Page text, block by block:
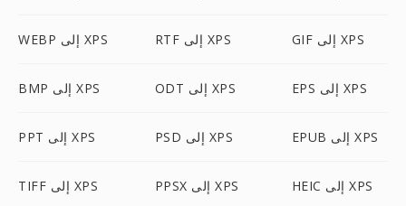
WEBP إلى XPS RTF إلى XPS GIF إلى XPS
BMP إلى XPS ODT إلى XPS EPS إلى XPS
PPT إلى XPS PSD إلى XPS EPUB إلى XPS
TIFF إلى XPS PPSX إلى XPS HEIC إلى XPS